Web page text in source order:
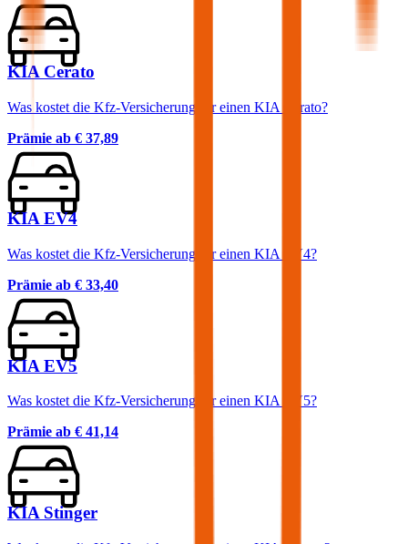
KIA Cerato
Was kostet die Kfz-Versicherung für einen KIA Cerato?
Prämie ab € 37,89
KIA EV4
Was kostet die Kfz-Versicherung für einen KIA EV4?
Prämie ab € 33,40
KIA EV5
Was kostet die Kfz-Versicherung für einen KIA EV5?
Prämie ab € 41,14
KIA Stinger